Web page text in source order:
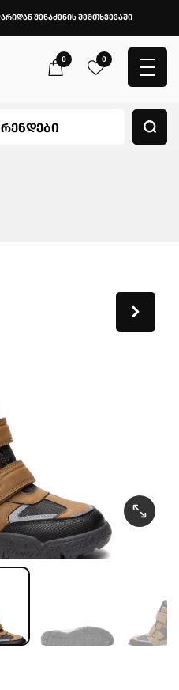
შენაძენის შემთხვევაში
0 0